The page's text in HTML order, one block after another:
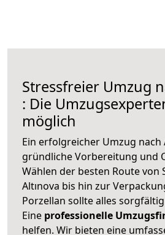
Stressfreier Umzug
: Die
möglich
Ein erfolgreicher Umzug
gründliche Vorbereitung und
Wählen der besten Route von
Altınova bis hin zur
Porzellan sollte alles
Eine professionelle
helfen. Wir bieten eine